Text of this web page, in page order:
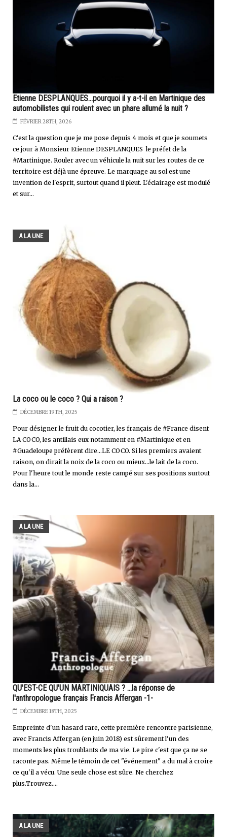
Etienne DESPLANQUES...pourquoi il y a-t-il en Martinique des
automobilistes qui roulent avec un phare allumé la nuit ?
FÉVRIER 28TH, 2026
C'est la question que je me pose depuis 4 mois et que je soumets
ce jour à Monsieur Etienne DESPLANQUES le préfet de la
#Martinique. Rouler avec un véhicule la nuit sur les routes de ce
territoire est déjà une épreuve. Le marquage au sol est une
invention de l'esprit, surtout quand il pleut. L'éclairage est modulé
et sur...
A LA UNE
La coco ou le coco ? Qui a raison ?
DÉCEMBRE 19TH, 2025
Pour désigner le fruit du cocotier, les français de #France disent
LA COCO, les antillais eux notamment en #Martinique et en
#Guadeloupe préfèrent dire...LE COCO. Si les premiers avaient
raison, on dirait la noix de la coco ou mieux...le lait de la coco.
Pour l'heure tout le monde reste campé sur ses positions surtout
dans la...
A LA UNE
QU'EST-CE QU'UN MARTINIQUAIS ? ...la réponse de
l'anthropologue français Francis Affergan -1-
DÉCEMBRE 18TH, 2025
Empreinte d'un hasard rare, cette première rencontre parisienne,
avec Francis Affergan (en juin 2018) est sûrement l'un des
moments les plus troublants de ma vie. Le pire c'est que ça ne se
raconte pas. Même le témoin de cet "événement" a du mal à croire
ce qu'il a vécu. Une seule chose est sûre. Ne cherchez
plus.Trouvez....
A LA UNE